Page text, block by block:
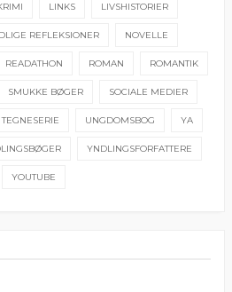
LINKS LIVSHISTORIER
REFLEKSIONER NOVELLE
READATHON ROMAN ROMANTIK
SMUKKE BØGER SOCIALE MEDIER
TEGNESERIE UNGDOMSBOG YA
YNDLINGSFORFATTERE
YOUTUBE